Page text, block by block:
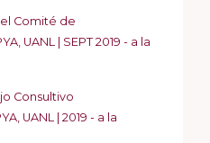
Comité de
UANL | SEPT 2019 - a la
Consultivo
UANL | 2019 - a la